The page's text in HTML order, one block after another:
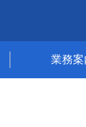
業務案